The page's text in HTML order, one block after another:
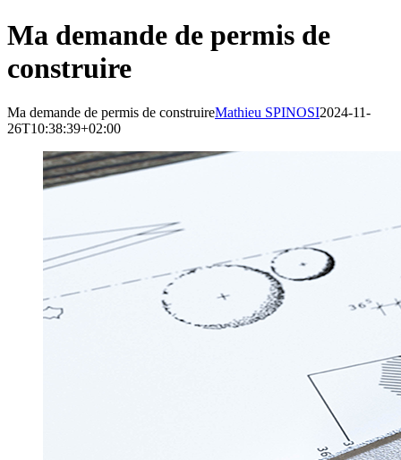
Ma demande de permis de
construire
Ma demande de permis de construireMathieu SPINOSI2024-11-
26T10:38:39+02:00